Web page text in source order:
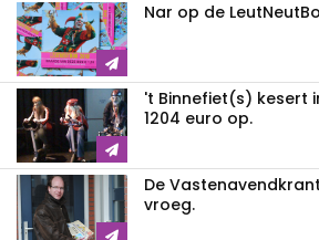
Nar op de
't Binnefiet(s) kesert
1204 euro op.
De
vroeg.